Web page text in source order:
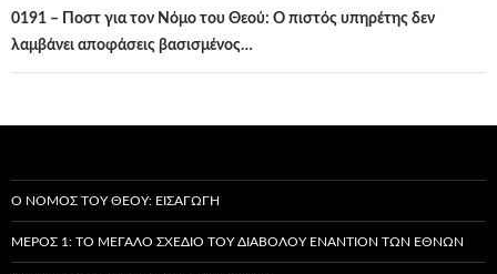
0191 – Ποστ για τον Νόμο του Θεού: Ο πιστός υπηρέτης δεν
λαμβάνει αποφάσεις βασισμένος…
Ο ΝΌΜΟΣ ΤΟΥ ΘΕΟΎ: ΕΙΣΑΓΩΓΉ
ΜΈΡΟΣ 1: ΤΟ ΜΕΓΆΛΟ ΣΧΈΔΙΟ ΤΟΥ ΔΙΑΒΌΛΟΥ ΕΝΑΝΤΊΟΝ ΤΩΝ ΕΘΝΏΝ